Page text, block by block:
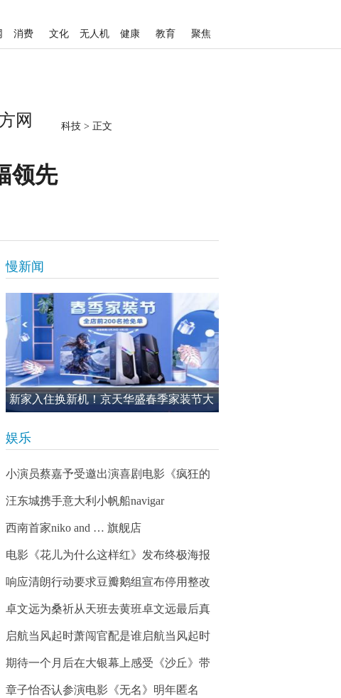
消费 文化 无人机 健康 教育 聚焦
网 科技 > 正文
领先
慢新闻
新家入住换新机！京天华盛春季家装节大
娱乐
小演员蔡嘉予受邀出演喜剧电影《疯狂的
汪东城携手意大利小帆船navigar
西南首家niko and … 旗舰店
电影《花儿为什么这样红》发布终极海报
响应清朗行动要求豆瓣鹅组宣布停用整改
卓文远为桑祈从天班去黄班卓文远最后真
启航当风起时萧闯官配是谁启航当风起时
期待一个月后在大银幕上感受《沙丘》带
章子怡否认参演电影《无名》明年匿名